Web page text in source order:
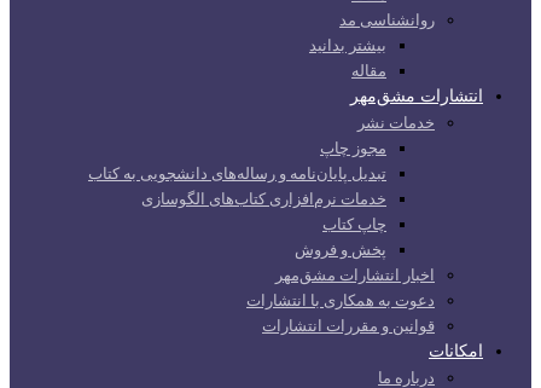
روانشناسی مد
بیشتر بدانید
مقاله
انتشارات مشق‌مهر
خدمات نشر
مجوز چاپ
تبدیل پایان‌نامه و رساله‌های دانشجویی به کتاب
خدمات نرم‌افزاری کتاب‌های الگوسازی
چاپ کتاب
پخش و فروش
اخبار انتشارات مشق‌مهر
دعوت به همکاری با انتشارات
قوانین و مقررات انتشارات
امکانات
درباره ما